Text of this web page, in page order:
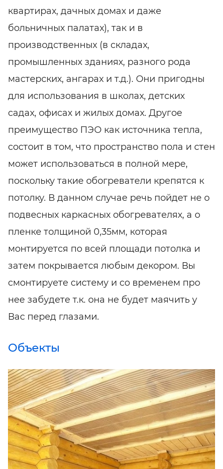
квартирах, дачных домах и даже
больничных палатах), так и в
производственных (в складах,
промышленных зданиях, разного рода
мастерских, ангарах и т.д.). Они пригодны
для использования в школах, детских
садах, офисах и жилых домах. Другое
преимущество ПЭО как источника тепла,
состоит в том, что пространство пола и стен
может использоваться в полной мере,
поскольку такие обогреватели крепятся к
потолку. В данном случае речь пойдет не о
подвесных каркасных обогревателях, а о
пленке толщиной 0,35мм, которая
монтируется по всей площади потолка и
затем покрывается любым декором. Вы
смонтируете систему и со временем про
нее забудете т.к. она не будет маячить у
Вас перед глазами.
Объекты